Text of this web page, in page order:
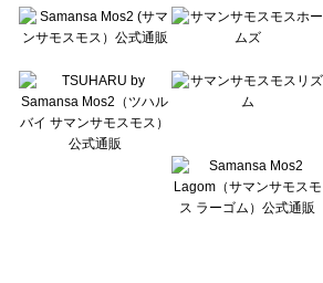
Te chichi（テチチ）のボトムス一覧
Te chichi CLASSIC（テチチ クラシック）のボトムス一覧
Lugnoncure（ルノンキュール）のボトムス一覧
BETTY'S BLUE（べティーズブルー）のボトムス一覧
Wpc.（ワールドパーティー）のボトムス一覧